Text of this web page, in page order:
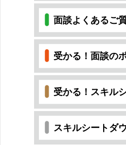
面談よくあるご
受かる！面談の
受かる！スキル
スキルシートダ